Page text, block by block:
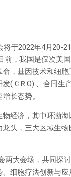
于2022年4月20-
，我国是仅次美
，基因技术和细
( CＲO) 、合同生
长态势。
经济，其中环渤
头，三大区域生
两大会场，共同探
细胞疗法创新与应